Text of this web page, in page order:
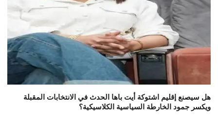
هل سيصنع إقليم اشتوكة أيت باها الحدث في الانتخابات المقبلة
ويكسر جمود الخارطة السياسية الكلاسيكية؟